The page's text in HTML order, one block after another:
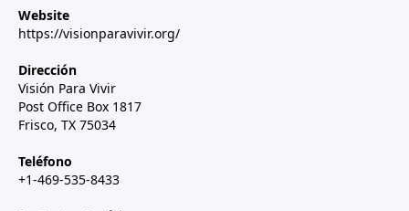
Website
https://visionparavivir.org/
Dirección
Visión Para Vivir
Post Office Box 1817
Frisco, TX 75034
Teléfono
+1-469-535-8433